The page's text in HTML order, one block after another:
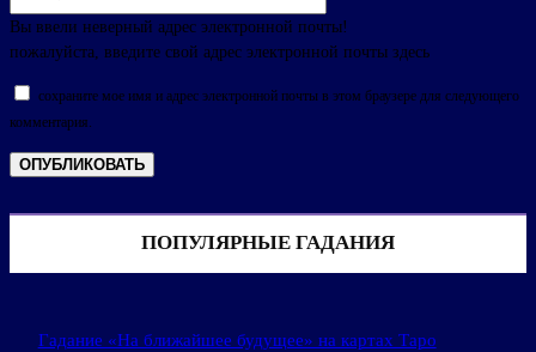
Вы ввели неверный адрес электронной почты!
пожалуйста, введите свой адрес электронной почты здесь
сохраните мое имя и адрес электронной почты в этом браузере для следующего
комментария.
ПОПУЛЯРНЫЕ ГАДАНИЯ
Гадание «На ближайшее будущее» на картах Таро